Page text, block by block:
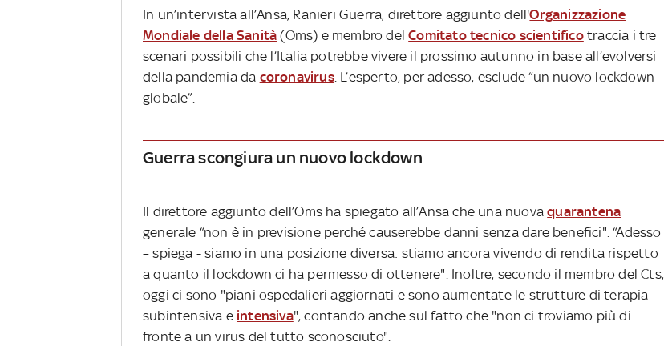
In un’intervista all’Ansa, Ranieri Guerra, direttore aggiunto dell'Organizzazione
Mondiale della Sanità (Oms) e membro delComitato tecnico scientificotraccia i tre
scenari possibili che l’Italia potrebbe vivere il prossimo autunno in base all’evolversi
della pandemia da coronavirus. L’esperto, per adesso, esclude “un nuovo lockdown
globale”.
Guerra scongiura un nuovo lockdown
Il direttore aggiunto dell’Oms ha spiegato all’Ansa che una nuovaquarantena
generale “non è in previsione perché causerebbe danni senza dare benefici". “Adesso
– spiega - siamo in una posizione diversa: stiamo ancora vivendo di rendita rispetto
a quanto il lockdown ci ha permesso di ottenere". Inoltre, secondo il membro del Cts,
oggi ci sono "piani ospedalieri aggiornati e sono aumentate le strutture di terapia
subintensiva e intensiva", contando anche sul fatto che "non ci troviamo più di
fronte a un virus del tutto sconosciuto".